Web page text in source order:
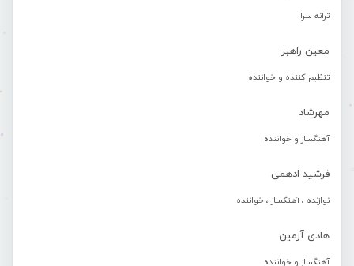
ترانه سرا
معین راهبر
تنظیم کننده و خواننده
مهرشاد
آهنگساز و خواننده
فرشید ادهمی
نوازنده ، آهنگساز ، خواننده
هادی آرمین
آهنگساز و خواننده